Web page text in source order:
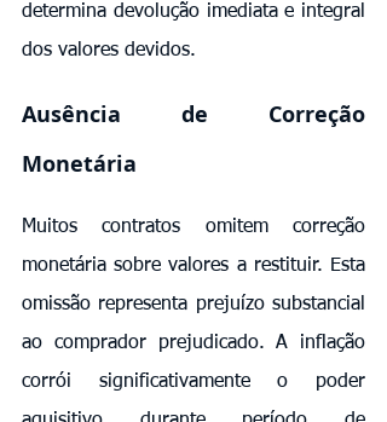
determina devolução imediata e integral
dos valores devidos.
Ausência de Correção
Monetária
Muitos contratos omitem correção
monetária sobre valores a restituir. Esta
omissão representa prejuízo substancial
ao comprador prejudicado. A inflação
corrói significativamente o poder